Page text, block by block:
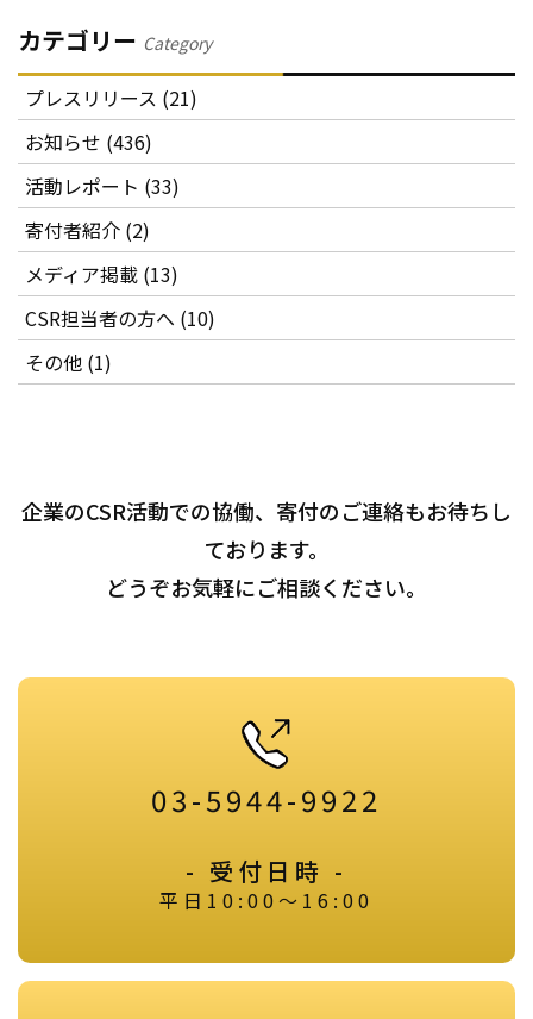
カテゴリー Category
プレスリリース (21)
お知らせ (436)
活動レポート (33)
寄付者紹介 (2)
メディア掲載 (13)
CSR担当者の方へ (10)
その他 (1)
企業のCSR活動での協働、寄付のご連絡もお待ちし
ております。
どうぞお気軽にご相談ください。
03-5944-9922
- 受付日時 -
平日10:00～16:00